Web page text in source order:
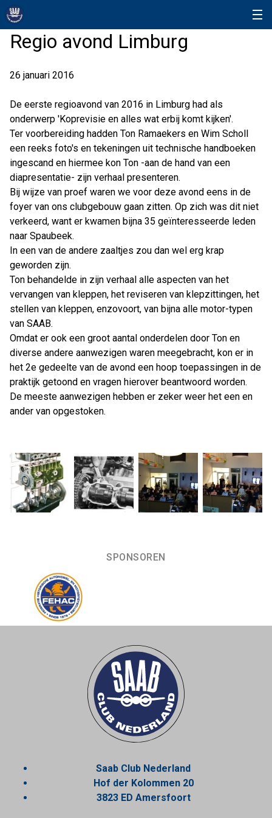
Regio avond Limburg
26 januari 2016
De eerste regioavond van 2016 in Limburg had als
onderwerp 'Koprevisie en alles wat erbij komt kijken'.
Ter voorbereiding hadden Ton Ramaekers en Wim Scholl
een reeks foto's en tekeningen uit technische handboeken
ingescand en hiermee kon Ton -aan de hand van een
diapresentatie- zijn verhaal presenteren.
Bij wijze van proef waren we voor deze avond eens in de
foyer van ons clubgebouw gaan zitten. Op zich was dit niet
verkeerd, want er kwamen bijna 35 geïnteresseerde leden
naar Spaubeek.
In een van de andere zaaltjes zou dan wel erg krap
geworden zijn.
Ton behandelde in zijn verhaal alle aspecten van het
vervangen van kleppen, het reviseren van klepzittingen, het
stellen van kleppen, enzovoort, van bijna alle motor-typen
van SAAB.
Omdat er ook een groot aantal onderdelen door Ton en
diverse andere aanwezigen waren meegebracht, kon er in
het 2e gedeelte van de avond een hoop toepassingen in de
praktijk getoond en vragen hierover beantwoord worden.
De meeste aanwezigen hebben er zeker weer het een en
ander van opgestoken.
SPONSOREN
Saab Club Nederland
Hof der Kolommen 20
3823 ED Amersfoort